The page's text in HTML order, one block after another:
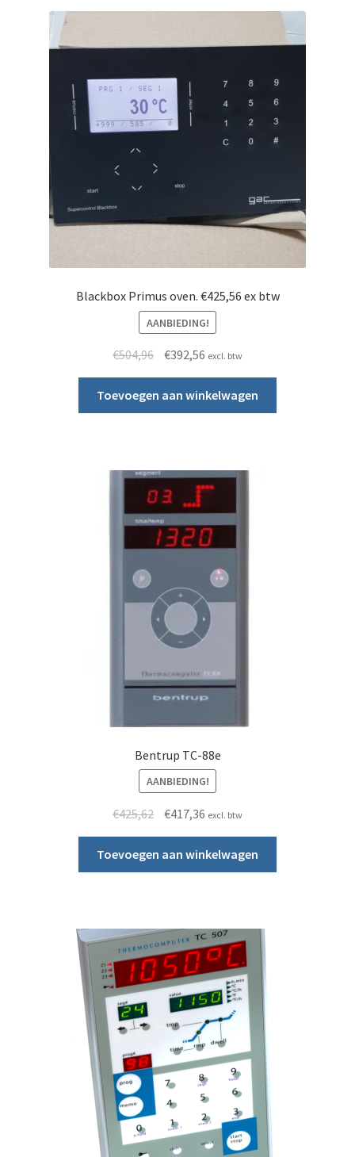
Blackbox Primus oven. €425,56 ex btw
AANBIEDING!
€504,96 Oorspronkelijke prijs was: €504,96.
€392,56Huidige prijs is: €392,56.
excl. btw
Toevoegen aan winkelwagen
Bentrup TC-88e
AANBIEDING!
€425,62 Oorspronkelijke prijs was: €425,62.
€417,36Huidige prijs is: €417,36.
excl. btw
Toevoegen aan winkelwagen